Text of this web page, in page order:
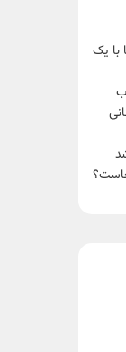
با یک